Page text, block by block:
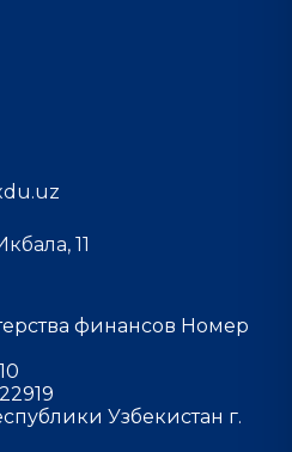
11
финансов Номер
Узбекистан г.